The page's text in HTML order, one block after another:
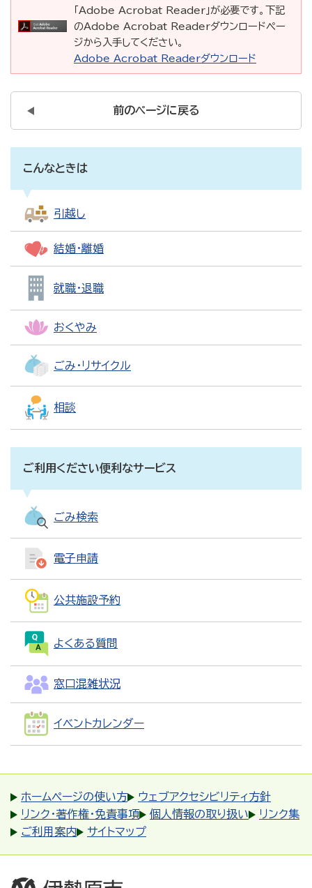
「Adobe Acrobat Reader」が必要です。下記
のAdobe Acrobat Readerダウンロードペー
ジから入手してください。
Adobe Acrobat Readerダウンロード
前のページに戻る
こんなときは
引越し
結婚・離婚
就職・退職
おくやみ
ごみ・リサイクル
相談
ご利用ください便利なサービス
ごみ検索
電子申請
公共施設予約
よくある質問
窓口混雑状況
イベントカレンダー
ホームページの使い方
ウェブアクセシビリティ方針
リンク・著作権・免責事項
個人情報の取り扱い
リンク集
ご利用案内
サイトマップ